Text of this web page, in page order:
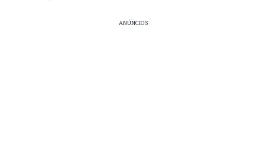
ANÚNCIOS